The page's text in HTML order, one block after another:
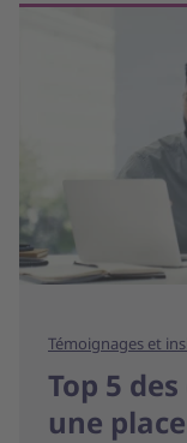
Témoignages et
Top 5
une